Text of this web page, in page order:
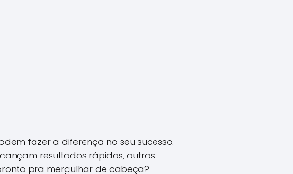
fazer a diferença no seu sucesso.
resultados rápidos, outros
pra mergulhar de cabeça?